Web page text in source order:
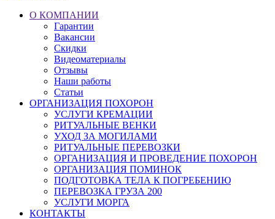
О КОМПАНИИ
Гарантии
Вакансии
Скидки
Видеоматериалы
Отзывы
Наши работы
Статьи
ОРГАНИЗАЦИЯ ПОХОРОН
УСЛУГИ КРЕМАЦИИ
РИТУАЛЬНЫЕ ВЕНКИ
УХОД ЗА МОГИЛАМИ
РИТУАЛЬНЫЕ ПЕРЕВОЗКИ
ОРГАНИЗАЦИЯ И ПРОВЕДЕНИЕ ПОХОРОН
ОРГАНИЗАЦИЯ ПОМИНОК
ПОДГОТОВКА ТЕЛА К ПОГРЕБЕНИЮ
ПЕРЕВОЗКА ГРУЗА 200
УСЛУГИ МОРГА
КОНТАКТЫ